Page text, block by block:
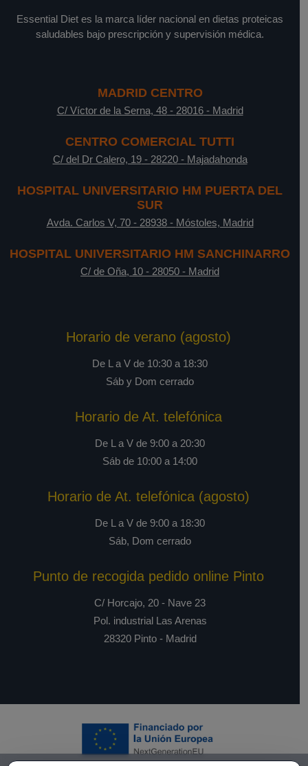
Essential Diet es la marca líder nacional en dietas proteicas
saludables bajo prescripción y supervisión médica.
MADRID CENTRO
C/ Víctor de la Serna, 48- 28016- Madrid
CENTRO COMERCIAL TUTTI
C/ del Dr Calero, 19- 28220- Majadahonda
HOSPITAL UNIVERSITARIO HM PUERTA DEL
SUR
Avda. Carlos V, 70- 28938- Móstoles, Madrid
HOSPITAL UNIVERSITARIO HM SANCHINARRO
C/ de Oña, 10 - 28050 - Madrid
Horario de verano (agosto)
De L a V de 10:30 a 18:30
Sáb y Dom cerrado
Horario de At. telefónica
De L a V de 9:00 a 20:30
Sáb de 10:00 a 14:00
Horario de At. telefónica (agosto)
De L a V de 9:00 a 18:30
Sáb, Dom cerrado
Punto de recogida pedido online Pinto
C/ Horcajo, 20 - Nave 23
Pol. industrial Las Arenas
28320 Pinto - Madrid